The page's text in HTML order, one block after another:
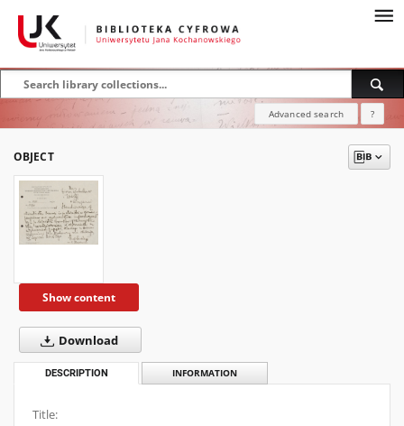
Advanced search ?
OBJECT
Show content
Download
DESCRIPTION INFORMATION
Title: